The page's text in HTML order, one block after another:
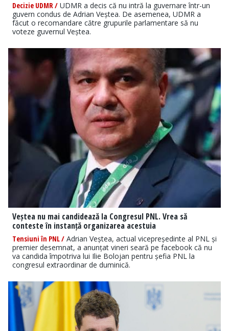
Decizie UDMR / UDMR a decis că nu intră la guvernare într-un
guvern condus de Adrian Veștea. De asemenea, UDMR a
făcut o recomandare către grupurile parlamentare să nu
voteze guvernul Veștea.
Veștea nu mai candidează la Congresul PNL. Vrea să
conteste în instanță organizarea acestuia
Tensiuni în PNL / Adrian Veștea, actual vicepreședinte al PNL și
premier desemnat, a anunțat vineri seară pe facebook că nu
va candida împotriva lui Ilie Bolojan pentru șefia PNL la
congresul extraordinar de duminică.